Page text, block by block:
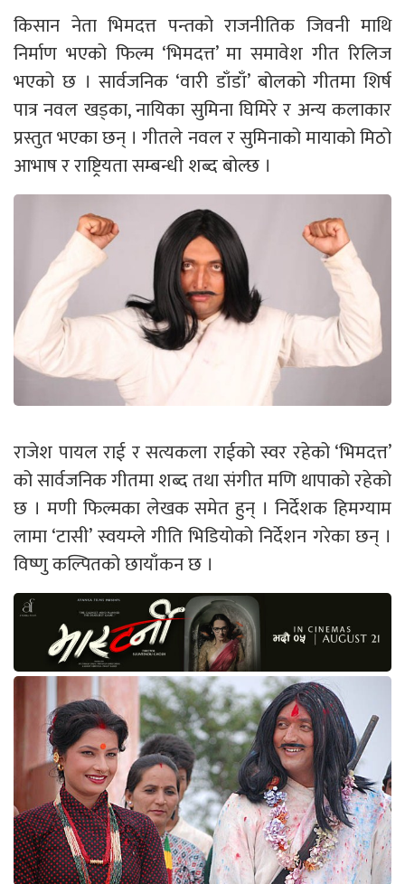
किसान नेता भिमदत्त पन्तको राजनीतिक जिवनी माथि
निर्माण भएको फिल्म ‘भिमदत्त’ मा समावेश गीत रिलिज
भएको छ । सार्वजनिक ‘वारी डाँडाँ’ बोलको गीतमा शिर्ष
पात्र नवल खड्का, नायिका सुमिना घिमिरे र अन्य कलाकार
प्रस्तुत भएका छन् । गीतले नवल र सुमिनाको मायाको मिठो
आभाष र राष्ट्रियता सम्बन्धी शब्द बोल्छ ।
राजेश पायल राई र सत्यकला राईको स्वर रहेको ‘भिमदत्त’
को सार्वजनिक गीतमा शब्द तथा संगीत मणि थापाको रहेको
छ । मणी फिल्मका लेखक समेत हुन् । निर्देशक हिमग्याम
लामा ‘टासी’ स्वयम्ले गीति भिडियोको निर्देशन गरेका छन् ।
विष्णु कल्पितको छायाँकन छ ।